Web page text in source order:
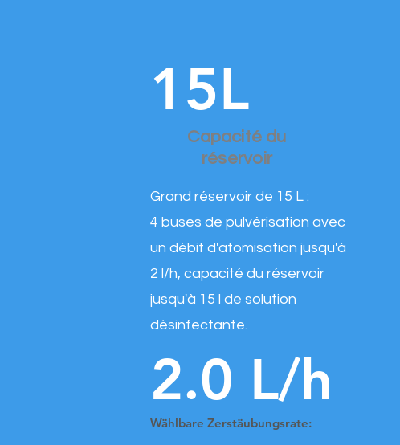
15L
Capacité du
réservoir
Grand réservoir de 15 L :
4 buses de pulvérisation avec
un débit d'atomisation jusqu'à
2 l/h, capacité du réservoir
jusqu'à 15 l de solution
désinfectante.
2.0 L/h
Wählbare Zerstäubungsrate: